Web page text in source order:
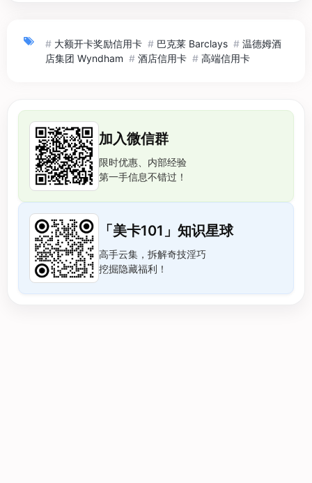
# 大额开卡奖励信用卡 # 巴克莱 Barclays # 温德姆酒
店集团 Wyndham # 酒店信用卡 # 高端信用卡
加入微信群
限时优惠、内部经验
第一手信息不错过！
「美卡101」知识星球
高手云集，拆解奇技淫巧
挖掘隐藏福利！